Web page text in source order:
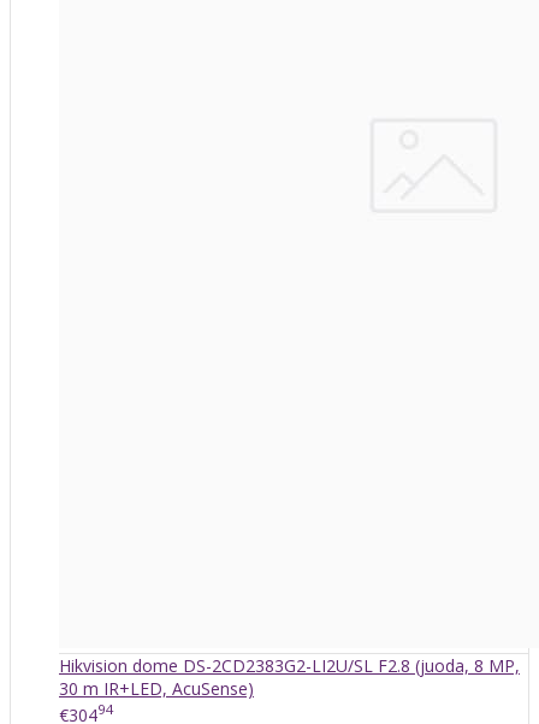
Hikvision dome DS-2CD2383G2-LI2U/SL F2.8 (juoda, 8 MP,
30 m IR+LED, AcuSense)
€30494